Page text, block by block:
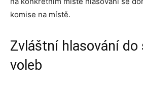
komise na místě.
Zvláštní hlasování do
voleb